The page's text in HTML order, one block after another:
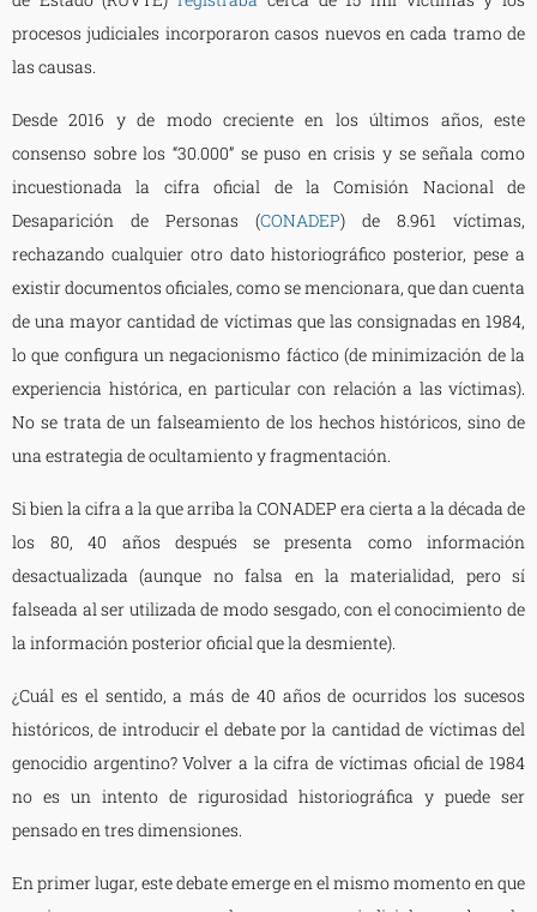
procesos judiciales incorporaron casos nuevos en cada tramo de
las causas.
Desde 2016 y de modo creciente en los últimos años, este
consenso sobre los “30.000” se puso en crisis y se señala como
incuestionada la cifra oficial de la Comisión Nacional de
Desaparición de Personas (CONADEP) de 8.961 víctimas,
rechazando cualquier otro dato historiográfico posterior, pese a
existir documentos oficiales, como se mencionara, que dan cuenta
de una mayor cantidad de víctimas que las consignadas en 1984,
lo que configura un negacionismo fáctico (de minimización de la
experiencia histórica, en particular con relación a las víctimas).
No se trata de un falseamiento de los hechos históricos, sino de
una estrategia de ocultamiento y fragmentación.
Si bien la cifra a la que arriba la CONADEP era cierta a la década de
los 80, 40 años después se presenta como información
desactualizada (aunque no falsa en la materialidad, pero sí
falseada al ser utilizada de modo sesgado, con el conocimiento de
la información posterior oficial que la desmiente).
¿Cuál es el sentido, a más de 40 años de ocurridos los sucesos
históricos, de introducir el debate por la cantidad de víctimas del
genocidio argentino? Volver a la cifra de víctimas oficial de 1984
no es un intento de rigurosidad historiográfica y puede ser
pensado en tres dimensiones.
En primer lugar, este debate emerge en el mismo momento en que